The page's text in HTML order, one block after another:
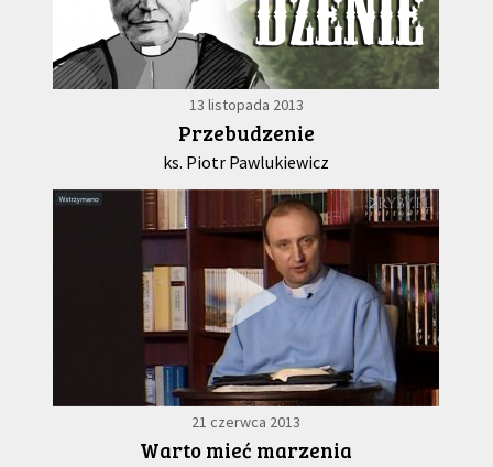
13 listopada 2013
Przebudzenie
ks. Piotr Pawlukiewicz
21 czerwca 2013
Warto mieć marzenia